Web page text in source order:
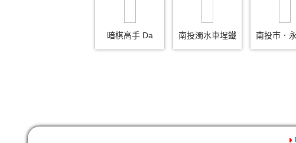
暗棋高手 Da 南投濁水車埕鐵 南投市．